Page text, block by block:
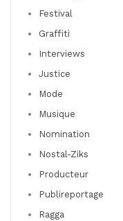
Festival
Graffiti
Interviews
Justice
Mode
Musique
Nomination
Nostal-Ziks
Producteur
Publireportage
Ragga